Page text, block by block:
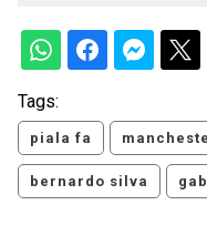
Tags:
piala fa
bernardo silva